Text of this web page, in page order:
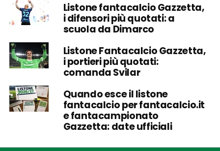
Listone fantacalcio Gazzetta,
i difensori più quotati: a
scuola da Dimarco
Listone Fantacalcio Gazzetta,
i portieri più quotati:
comanda Svilar
Quando esce il listone
fantacalcio per fantacalcio.it
e fantacampionato
Gazzetta: date ufficiali